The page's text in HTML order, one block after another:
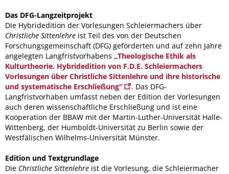
Das DFG-Langzeitprojekt
Die Hybridedition der Vorlesungen Schleiermachers über
Christliche Sittenlehre ist Teil des von der Deutschen
Forschungsgemeinschaft (DFG) geförderten und auf zehn Jahre
angelegten Langfristvorhabens „Theologische Ethik als
Kulturtheorie. Hybridedition von F.D.E. Schleiermachers
Vorlesungen über Christliche Sittenlehre und ihre historische
und systematische Erschließung“
. Das DFG-
Langfristvorhaben umfasst neben der Edition der Vorlesungen
auch deren wissenschaftliche Erschließung und ist eine
Kooperation der BBAW mit der Martin-Luther-Universität Halle-
Wittenberg, der Humboldt-Universität zu Berlin sowie der
Westfälischen Wilhelms-Universität Münster.
Edition und Textgrundlage
Die Christliche Sittenlehre ist die Vorlesung, die Schleiermacher